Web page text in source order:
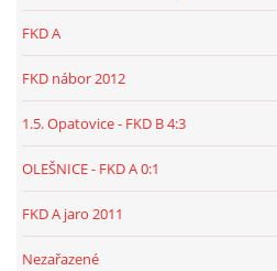
FKD A
FKD nábor 2012
1.5. Opatovice - FKD B 4:3
OLEŠNICE - FKD A 0:1
FKD A jaro 2011
Nezařazené